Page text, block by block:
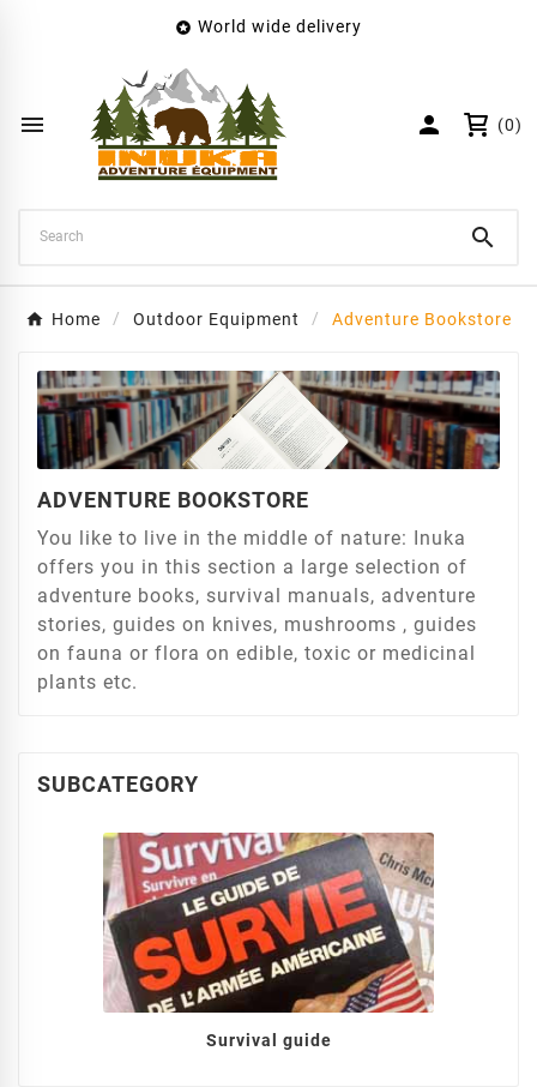
 World wide delivery
  (0)

Home Outdoor Equipment Adventure Bookstore
ADVENTURE BOOKSTORE
You like to live in the middle of nature: Inuka
offers you in this section a large selection of
adventure books, survival manuals, adventure
stories, guides on knives, mushrooms , guides
on fauna or flora on edible, toxic or medicinal
plants etc.
SUBCATEGORY
Survival guide
Wishlist name